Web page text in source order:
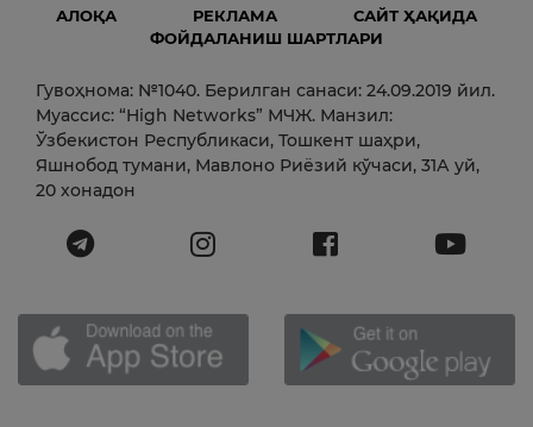
АЛОҚА РЕКЛАМА
САЙТ ҲАҚИДА
ФОЙДАЛАНИШ ШАРТЛАРИ
Гувоҳнома: №1040. Берилган санаси: 24.09.2019 йил.
Муассис: “High Networks” МЧЖ. Манзил:
Ўзбекистон Республикаси, Тошкент шаҳри,
Яшнобод тумани, Мавлоно Риёзий кўчаси, 31А уй,
20 хонадон